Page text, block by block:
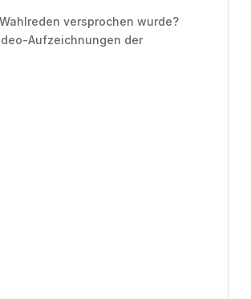
versprochen wurde?
Aufzeichnungen der